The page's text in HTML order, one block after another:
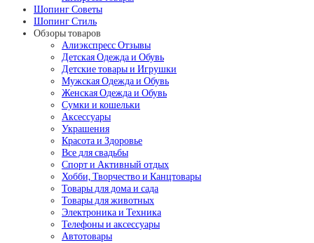
Шопинг Советы
Шопинг Стиль
Обзоры товаров
Алиэкспресс Отзывы
Детская Одежда и Обувь
Детские товары и Игрушки
Мужская Одежда и Обувь
Женская Одежда и Обувь
Сумки и кошельки
Аксессуары
Украшения
Красота и Здоровье
Все для свадьбы
Спорт и Активный отдых
Хобби, Творчество и Канцтовары
Товары для дома и сада
Товары для животных
Электроника и Техника
Телефоны и аксессуары
Автотовары